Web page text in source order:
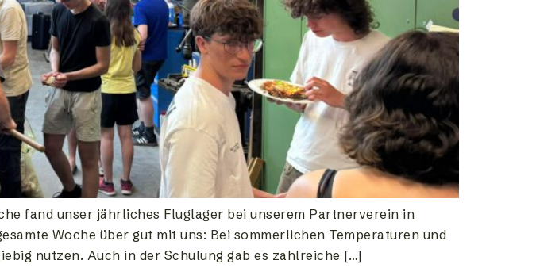
fand unser jährliches Fluglager bei unserem Partnerverein in
Woche über gut mit uns: Bei sommerlichen Temperaturen und
nutzen. Auch in der Schulung gab es zahlreiche […]